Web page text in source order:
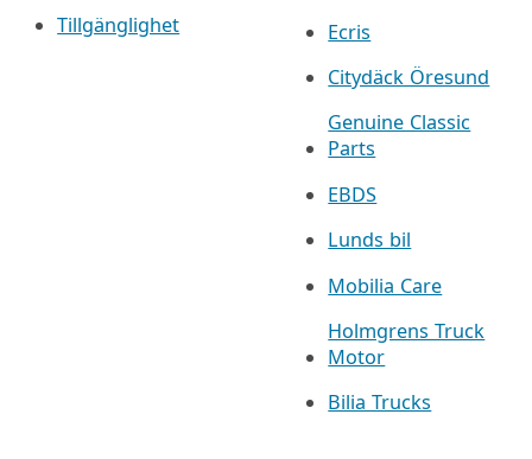
Tillgänglighet
Ecris
Citydäck Öresund
Genuine Classic
Parts
EBDS
Lunds bil
Mobilia Care
Holmgrens Truck
Motor
Bilia Trucks